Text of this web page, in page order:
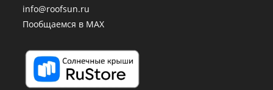
info@roofsun.ru
Пообщаемся в MAX